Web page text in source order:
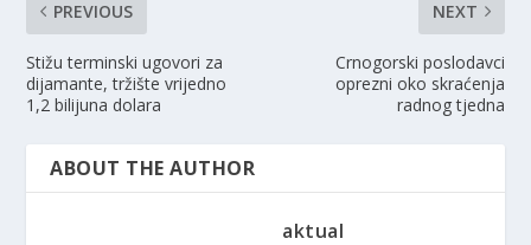
PREVIOUS
Stižu terminski ugovori za
dijamante, tržište vrijedno
1,2 bilijuna dolara
NEXT
Crnogorski poslodavci
oprezni oko skraćenja
radnog tjedna
ABOUT THE AUTHOR
aktual